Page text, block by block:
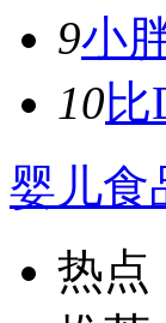
9小
10
婴儿食
热点